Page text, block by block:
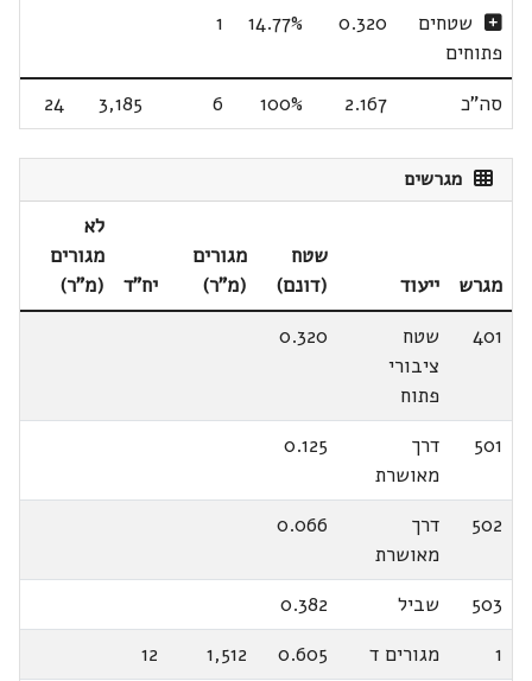
שטחים
פתוחים
0.320
14.77%
1
סה"כ 2.167
100%
6
3,185
24
מגרשים
מגרש ייעוד
שטח
(דונם)
מגורים
(מ"ר)
יח"ד
לא
מגורים
(מ"ר)
401
שטח
ציבורי
פתוח
0.320
501
דרך
מאושרת
0.125
502
דרך
מאושרת
0.066
503 שביל
0.382
1
מגורים ד 0.605
1,512
12